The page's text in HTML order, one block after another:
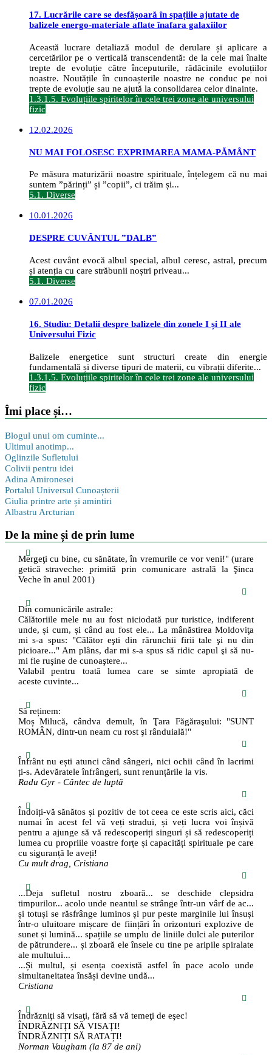
17. Lucrările care se desfășoară în spațiile ajutate de
balizele energo-materiale aflate înafara galaxiilor
Această lucrare detaliază modul de derulare și aplicare a
cercetărilor pe o verticală transcendentă: de la cele mai înalte
trepte de evoluție către începuturile, rădăcinile evoluțiilor
noastre. Noutățile în cunoașterile noastre ne conduc pe noi
trepte de evoluție sau ne ajută la consolidarea celor dinainte.
1.3.1.5. Evoluțiile spiritelor în cele trei zone ale universului
fizic
12.02.2026
NU MAI FOLOSESC EXPRIMAREA MAMA-PĂMÂNT
Pe măsura maturizării noastre spirituale, înțelegem că nu mai
suntem ”părinți” și ”copii”, ci trăim și...
5.1. Diverse
10.01.2026
DESPRE CUVÂNTUL ”DALB”
Acest cuvânt evocă albul special, albul ceresc, astral, precum
și atenția cu care străbunii noștri priveau...
5.1. Diverse
07.01.2026
16. Studiu: Detalii despre balizele din zonele I și II ale
Universului Fizic
Balizele energetice sunt structuri create din energie
fundamentală și diverse tipuri de materii, cu vibrații diferite...
1.3.1.5. Evoluțiile spiritelor în cele trei zone ale universului
fizic
Îmi place și…
Blogul unui om cuminte...
Ultimul anotimp...
Oglinzile Sufletului
Colivii pentru idei
Adina Amironesei
Portalul Universul Cunoașterii
Giulia printre arte și amintiri
Albastru Arcturian
De la mine și de prin lume
Mergeţi cu bine, cu sănătate, în vremurile ce vor veni!" (urare
getică straveche: primită prin comunicare astrală la Şinca
Veche în anul 2001)
Din comunicările astrale:
Călătoriile mele nu au fost niciodată pur turistice, indiferent
unde, și cum, și când au fost ele... La mânăstirea Moldoviţa
mi s-a spus: "Călător eşti din rărunchii firii tale şi nu din
picioare..." Am plâns, dar mi s-a spus să ridic capul şi să nu-
mi fie ruşine de cunoaştere...
Valabil pentru toată lumea care se simte apropiată de
aceste cuvinte...
Să reținem:
Moș Milucă, cândva demult, în Ţara Făgăraşului: "SUNT
ROMÂN, dintr-un neam cu rost şi rânduială!"
Înfrânt nu ești atunci când sângeri, nici ochii când în lacrimi
ți-s. Adevăratele înfrângeri, sunt renunțările la vis.
Radu Gyr - Cântec de luptă
Îndoiți-vă sănătos și pozitiv de tot ceea ce este scris aici, căci
numai în acest fel vă veți stradui, și veți lucra voi înșivă
pentru a ajunge să vă redescoperiți singuri și să redescoperiți
lumea cu propriile voastre forțe și capacități spirituale pe care
cu siguranță le aveți!
Cu mult drag, Cristiana
...Deja sufletul nostru zboară... se deschide clepsidra
timpurilor... acolo unde neantul se strânge într-un vârf de ac...
și totuși se răsfrânge luminos și pur peste marginile lui însuși
într-o uluitoare mișcare de ființări în orizonturi explozive de
sunet și lumină... spațiile se umplu de liniile dulci ale puterilor
de pătrundere... și zboară ele însele cu tine pe aripile spiralate
ale multului...
...Și multul, și esența coexistă astfel în pace acolo unde
simultaneitatea însăși devine undă...
Cristiana
Îndrăzniţi să visaţi, fără să vă temeţi de eşec!
ÎNDRĂZNIȚI SĂ VISAȚI!
ÎNDRĂZNIȚI SĂ RATAȚI!
Norman Vaugham (la 87 de ani)